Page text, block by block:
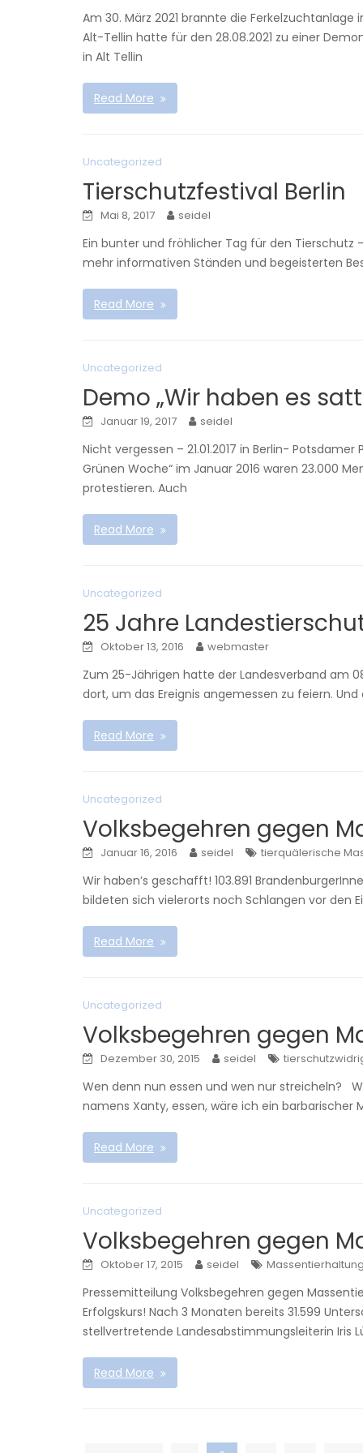
Am 30. März 2021 brannte die
Alt-Tellin hatte für den 28.08.2021 zu einer
in Alt Tellin
Read More
Uncategorized
Tierschutzfestival Berlin
Mai 8, 2017 seidel
Ein bunter und fröhlicher Tag für den Tierschutz
mehr informativen Ständen und begeisterten
Read More
Uncategorized
Demo „Wir haben es
Januar 19, 2017 seidel
Nicht vergessen – 21.01.2017 in Berlin-
Grünen Woche“ im Januar 2016 waren 23.000
protestieren. Auch
Read More
Uncategorized
25 Jahre
Oktober 13, 2016 webmaster
Zum 25-Jährigen hatte der Landesverband am
dort, um das Ereignis angemessen zu feiern.
Read More
Uncategorized
Volksbegehren gegen
Januar 16, 2016 seidel tierquälerische
Wir haben’s geschafft! 103.891
bildeten sich vielerorts noch Schlangen vor den
Read More
Uncategorized
Volksbegehren gegen
Dezember 30, 2015 seidel
Wen denn nun essen und wen nur streicheln?
namens Xanty, essen, wäre ich ein barbarischer
Read More
Uncategorized
Volksbegehren gegen
Oktober 17, 2015 seidel
Pressemitteilung Volksbegehren gegen
Erfolgskurs! Nach 3 Monaten bereits 31.599
stellvertretende Landesabstimmungsleiterin Iris
Read More